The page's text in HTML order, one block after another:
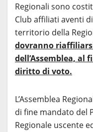
Regionali sono
Club affiliati aventi
territorio della
dovranno
dell’Assemblea, al
diritto di voto.
L’Assemblea
di fine mandato del
Regionale uscente